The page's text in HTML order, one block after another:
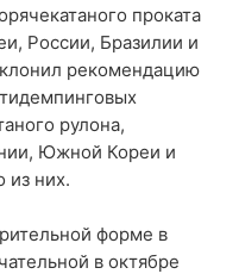
проката
России, Бразилии и
рекомендацию
рулона,
Южной Кореи и
из них.
форме в
в октябре